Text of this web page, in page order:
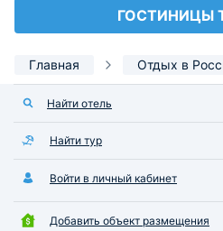
ГОСТИНИЦЫ
Главная Отдых в
Найти отель
Найти тур
Войти в личный кабинет
Добавить объект размещения